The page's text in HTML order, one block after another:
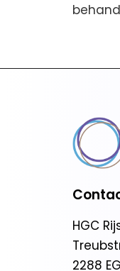
HGC
2288